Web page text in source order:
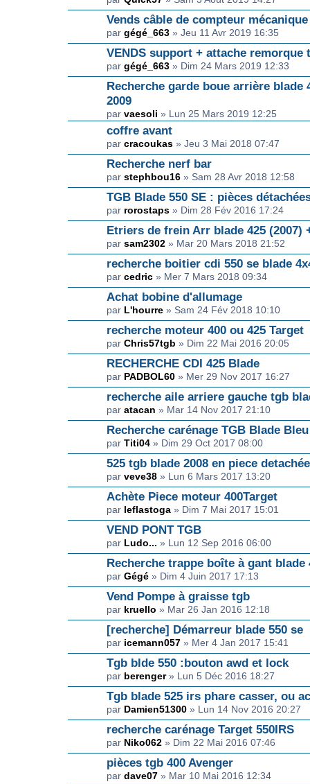
Vends câble de compteur
par gégé_663 » Jeu 11 Avr 2019 16:35
VENDS support + attache remorque
par gégé_663 » Dim 24 Mars 2019 12:33
Recherche garde boue arrière blade
2009
par vaesoli » Lun 25 Mars 2019 12:25
coffre avant
par cracoukas » Jeu 3 Mai 2018 07:47
Recherche nerf bar
par stephbou16 » Sam 28 Avr 2018 12:58
TGB Blade 550 SE : pièces
par rorostaps » Dim 28 Fév 2016 17:24
Etriers de frein Arr blade 425 (2007)
par sam2302 » Mar 20 Mars 2018 21:52
recherche boitier cdi 550 se blade
par cedric » Mer 7 Mars 2018 09:34
Achat bobine d'allumage
par L'hourre » Sam 24 Fév 2018 10:10
recherche moteur 400 ou 425 Target
par Chris57tgb » Dim 22 Mai 2016 20:05
RECHERCHE CDI 425 Blade
par PADBOL60 » Mer 29 Nov 2017 16:27
recherche aile arriere gauche tgb
par atacan » Mar 14 Nov 2017 21:10
Recherche carénage TGB Blade Bleu
par Titi04 » Dim 29 Oct 2017 08:00
525 tgb blade 2008 en piece detachée
par veve38 » Lun 6 Mars 2017 13:20
Achète Piece moteur 400Target
par leflastoga » Dim 7 Mai 2017 15:01
VEND PONT TGB
par Ludo... » Lun 12 Sep 2016 06:00
Recherche trappe boîte à gant blade
par Gégé » Dim 4 Juin 2017 17:13
Vend Pompe à graisse tgb
par kruello » Mar 26 Jan 2016 12:18
[recherche] Démarreur blade 550 se
par icemann057 » Mer 4 Jan 2017 15:41
Tgb blde 550 :bouton awd et lock
par berenger» Lun 5 Déc 2016 18:27
Tgb blade 525 irs phare casser, ou
par Damien51300 » Lun 14 Nov 2016 20:27
recherche carénage Target 550IRS
par Niko062 » Dim 22 Mai 2016 07:46
pièces tgb 400 Avenger
par dave07 » Mar 10 Mai 2016 12:34